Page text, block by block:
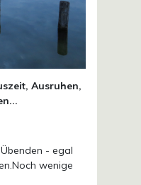
Ausruhen,
- egal
wenige